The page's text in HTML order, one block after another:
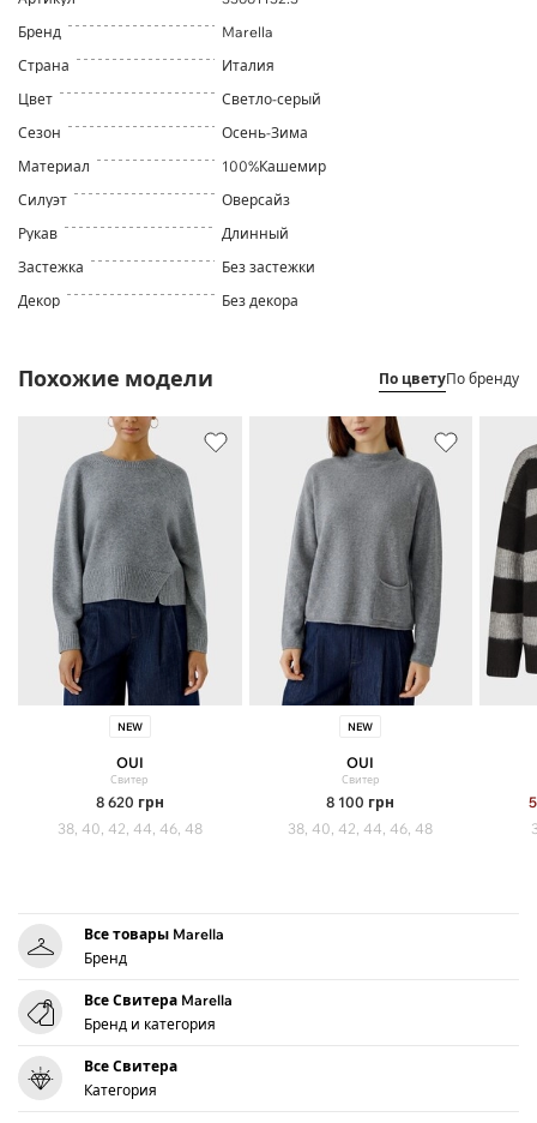
Бренд
Marella
Страна
Италия
Цвет
Светло-серый
Сезон
Осень-Зима
Материал
100%Кашемир
Силуэт
Оверсайз
Рукав
Длинный
Застежка
Без застежки
Декор
Без декора
Похожие модели По цветуПо бренду
NEW
OUI
Свитер
8 620 грн
38, 40, 42, 44, 46, 48
NEW
OUI
Свитер
8 100 грн
38, 40, 42, 44, 46, 48
Все товары Marella
Бренд
Все Свитера Marella
Бренд и категория
Все Свитера
Категория